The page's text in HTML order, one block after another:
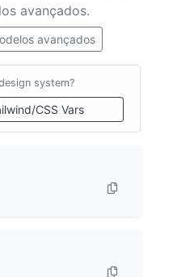
avançados.
avançados
system?
CSS Vars